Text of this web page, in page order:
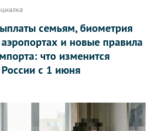
семьям, биометрия
и новые правила
что изменится
с 1 июня